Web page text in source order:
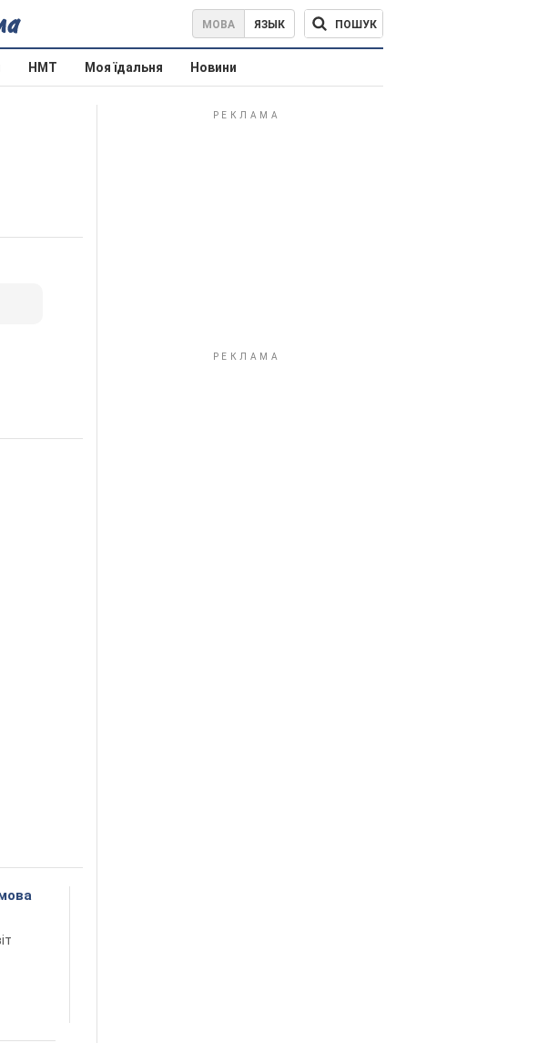
МОВА ЯЗЫК ПОШУК
НМТ Моя їдальня Новини